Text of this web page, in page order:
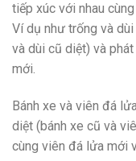
tiếp xúc với nhau
Ví dụ như trống và
và dùi cũ diệt) và
mới.
Bánh xe và viên đá
diệt (bánh xe cũ và
cùng viên đá lửa mới